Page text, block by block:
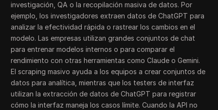
investigación, QA o la recopilación masiva de datos. Por
ejemplo, los investigadores extraen datos de ChatGPT para
analizar la efectividad rápida o rastrear los cambios en el
modelo. Las empresas utilizan grandes conjuntos de chat
para entrenar modelos internos o para comparar el
rendimiento con otras herramientas como Claude o Gemini.
El scraping masivo ayuda a los equipos a crear conjuntos de
datos para analítica, mientras que los testers de interfaz
utilizan la extracción de datos de ChatGPT para registrar
cómo la interfaz maneja los casos límite. Cuando la API no